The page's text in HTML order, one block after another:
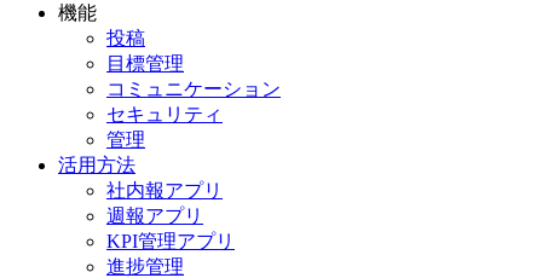
機能
投稿
目標管理
コミュニケーション
セキュリティ
管理
活用方法
社内報アプリ
週報アプリ
KPI管理アプリ
進捗管理